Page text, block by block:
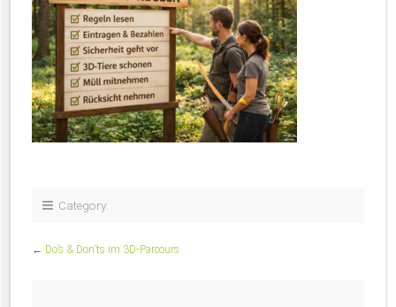
Category:
← Do’s & Don’ts im 3D-Parcours